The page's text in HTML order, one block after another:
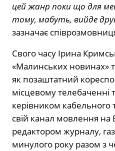
цей жанр поки що для
тому, мабуть, вийде
зазначає
Свого часу Ірина
«Малинських новинах»
як позаштатний
місцевому телебаченні
керівником
свій канал мовлення
редактором журналу,
минулого року разом з